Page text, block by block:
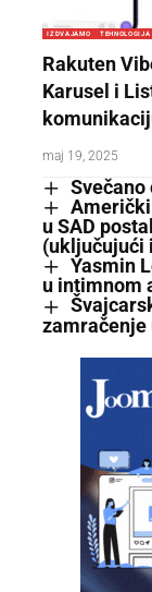
IZDVAJAMO TEHNOLOGIJA
Rakuten
Karusel i
maj 19, 2025
Svečano
Američki
u SAD
(uključujući
Yasmin
u intimnom
zamračenje